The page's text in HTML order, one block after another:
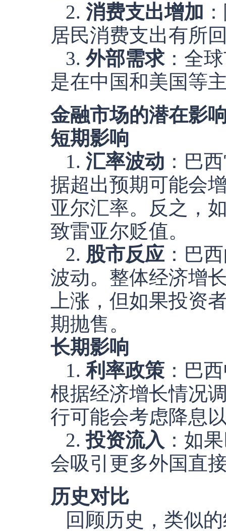
2. 消费支出增加
居民消费支出有所
3.外部需求：全
是在中国和美国等
金融市场的潜在影
短期影响
1. 汇率波动 ：巴
据超出预期可能会
亚尔汇率。反之，
致雷亚尔贬值。
2. 股市反应 ：巴
波动。整体经济增
上涨，但如果投资
期抛售。
长期影响
1.利率政策 ：巴
根据经济增长情况
行可能会考虑降息
2.投资流入 ：如
会吸引更多外国直
历史对比
回顾历史，类似